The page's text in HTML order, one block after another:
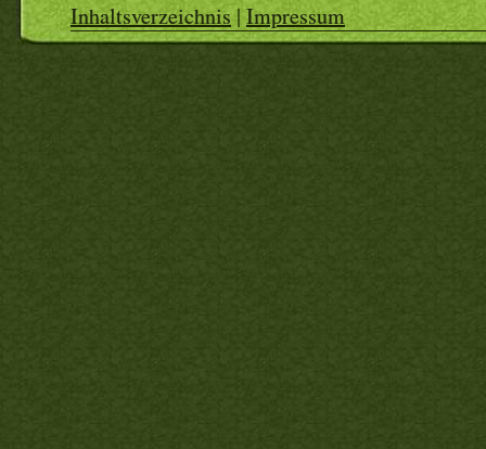
Inhaltsverzeichnis|Impressum